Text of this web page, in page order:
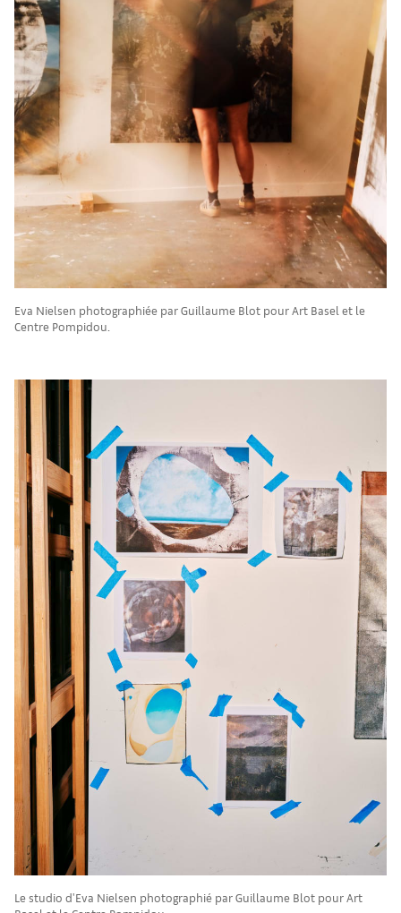
Eva Nielsen photographiée par Guillaume Blot pour Art Basel et le
Centre Pompidou.
Le studio d'Eva Nielsen photographié par Guillaume Blot pour Art